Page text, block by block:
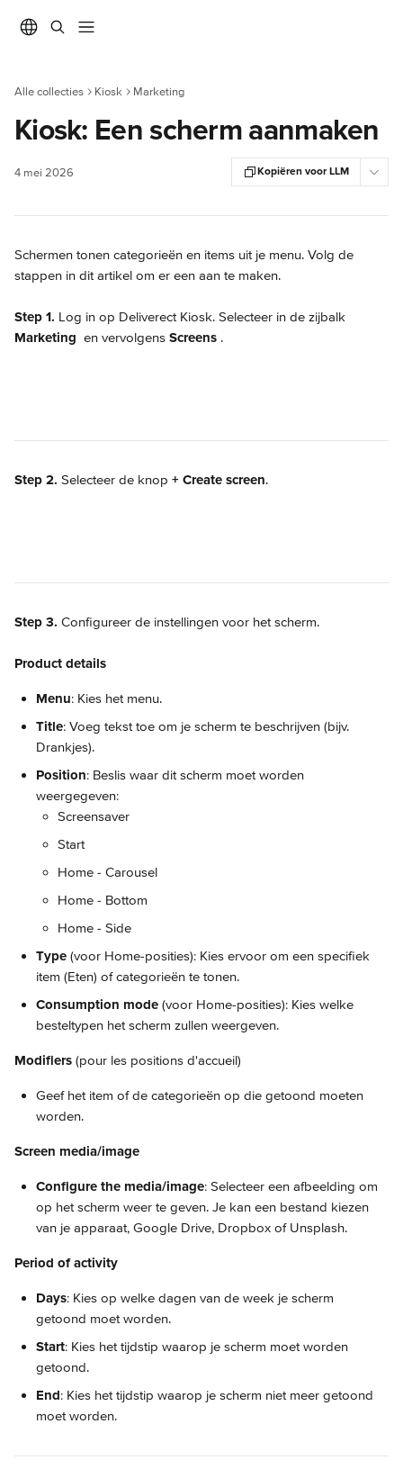
Alle collecties Kiosk Marketing
Kiosk: Een scherm aanmaken
4 mei 2026 Kopiëren voor LLM
Schermen tonen categorieën en items uit je menu. Volg de
stappen in dit artikel om er een aan te maken.
Step 1. Log in op Deliverect Kiosk. Selecteer in de zijbalk
Marketing en vervolgens Screens .
Step 2. Selecteer de knop + Create screen.
Step 3. Configureer de instellingen voor het scherm.
Product details
Menu: Kies het menu.
Title: Voeg tekst toe om je scherm te beschrijven (bijv.
Drankjes).
Position: Beslis waar dit scherm moet worden
weergegeven:
Screensaver
Start
Home - Carousel
Home - Bottom
Home - Side
Type (voor Home-posities): Kies ervoor om een specifiek
item (Eten) of categorieën te tonen.
Consumption mode (voor Home-posities): Kies welke
besteltypen het scherm zullen weergeven.
Modifiers (pour les positions d'accueil)
Geef het item of de categorieën op die getoond moeten
worden.
Screen media/image
Configure the media/image: Selecteer een afbeelding om
op het scherm weer te geven. Je kan een bestand kiezen
van je apparaat, Google Drive, Dropbox of Unsplash.
Period of activity
Days: Kies op welke dagen van de week je scherm
getoond moet worden.
Start: Kies het tijdstip waarop je scherm moet worden
getoond.
End: Kies het tijdstip waarop je scherm niet meer getoond
moet worden.